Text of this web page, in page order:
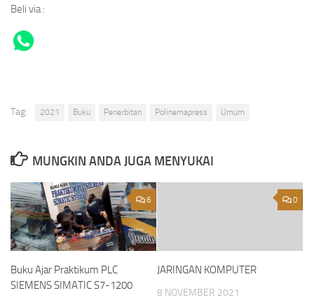
Beli via :
Tag: 2021 Buku Penerbitan Polinemapress Umum
MUNGKIN ANDA JUGA MENYUKAI
6
Buku Ajar Praktikum PLC
SIEMENS SIMATIC S7-1200
0
JARINGAN KOMPUTER
8 NOVEMBER 2021